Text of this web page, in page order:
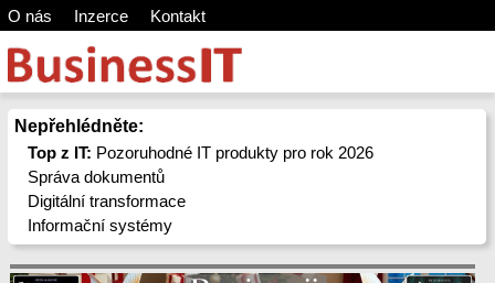
O nás Inzerce Kontakt
Nepřehlédněte:
Top z IT: Pozoruhodné IT produkty pro rok 2026
Správa dokumentů
Digitální transformace
Informační systémy